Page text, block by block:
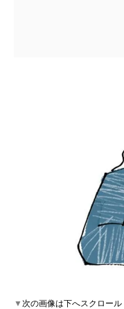
▼次の画像は下へスクロー